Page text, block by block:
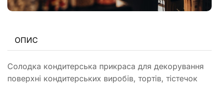
ОПИС
Солодка кондитерська прикраса для декорування
поверхні кондитерських виробів, тортів, тістечок